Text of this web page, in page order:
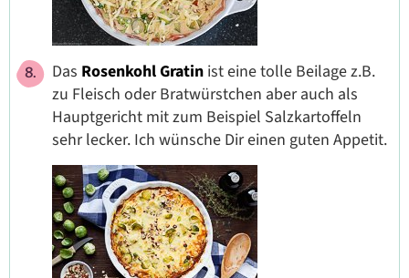
Das Rosenkohl Gratin ist eine tolle Beilage z.B.
zu Fleisch oder Bratwürstchen aber auch als
Hauptgericht mit zum Beispiel Salzkartoffeln
sehr lecker. Ich wünsche Dir einen guten Appetit.